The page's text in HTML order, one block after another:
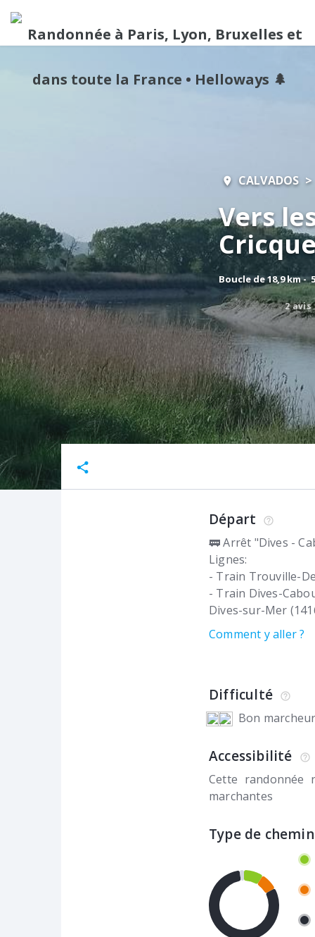
CALVADOS
Vers
Boucle de 18,9 km -
2 avis
Départ
🚃 Arrêt "Dives -
Lignes:
- Train Trouville-
- Train Dives-
Dives-sur-Mer
Comment y aller ?
Difficulté
Bon
Accessibilité
Cette randonnée
marchantes
Type de chemin